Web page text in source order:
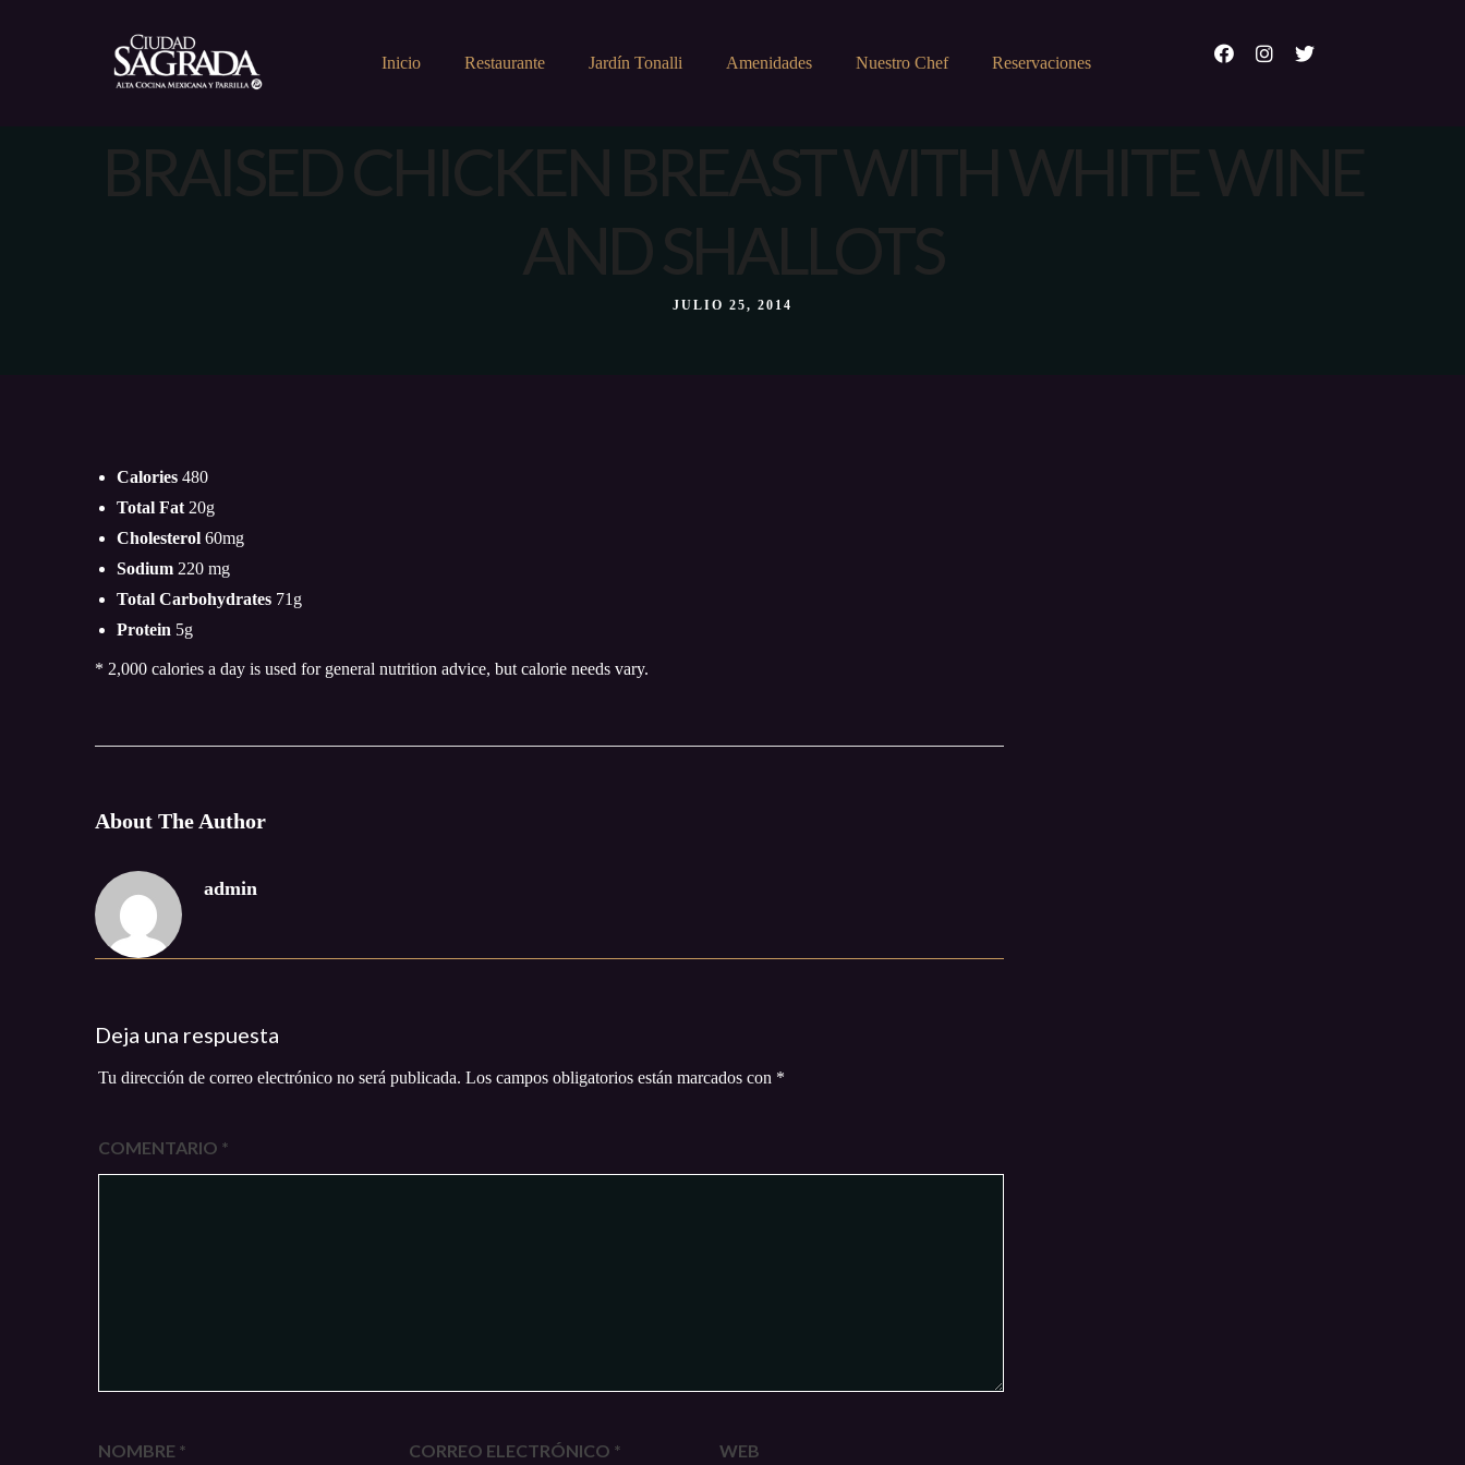
Inicio Restaurante Jardín Tonalli Amenidades Nuestro Chef Reservaciones
BRAISED CHICKEN BREAST WITH WHITE WINE
AND SHALLOTS
JULIO 25, 2014
Calories 480
Total Fat 20g
Cholesterol 60mg
Sodium 220 mg
Total Carbohydrates 71g
Protein 5g
* 2,000 calories a day is used for general nutrition advice, but calorie needs vary.
About The Author
admin
Deja una respuesta
Tu dirección de correo electrónico no será publicada. Los campos obligatorios están marcados con *
COMENTARIO *
NOMBRE * CORREO ELECTRÓNICO * WEB